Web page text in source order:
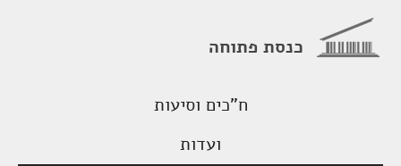
כנסת פתוחה
ח"כים וסיעות
ועדות